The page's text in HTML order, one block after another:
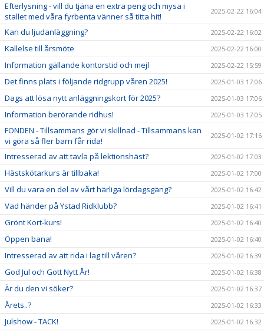
Efterlysning - vill du tjäna en extra peng och mysa i
stallet med våra fyrbenta vänner så titta hit!
2025-02-22 16:04
Kan du ljudanläggning? 2025-02-22 16:02
Kallelse till årsmöte 2025-02-22 16:00
Information gällande kontorstid och mejl 2025-02-22 15:59
Det finns plats i följande ridgrupp våren 2025! 2025-01-03 17:06
Dags att lösa nytt anläggningskort för 2025? 2025-01-03 17:06
Information berörande ridhus! 2025-01-03 17:05
FONDEN - Tillsammans gör vi skillnad - Tillsammans kan
vi göra så fler barn får rida!
2025-01-02 17:16
Intresserad av att tävla på lektionshäst? 2025-01-02 17:03
Hästskötarkurs är tillbaka! 2025-01-02 17:00
Vill du vara en del av vårt härliga lördagsgäng? 2025-01-02 16:42
Vad händer på Ystad Ridklubb? 2025-01-02 16:41
Grönt Kort-kurs! 2025-01-02 16:40
Öppen bana! 2025-01-02 16:40
Intresserad av att rida i lag till våren? 2025-01-02 16:39
God Jul och Gott Nytt År! 2025-01-02 16:38
Är du den vi söker? 2025-01-02 16:37
Årets..? 2025-01-02 16:33
Julshow - TACK! 2025-01-02 16:32